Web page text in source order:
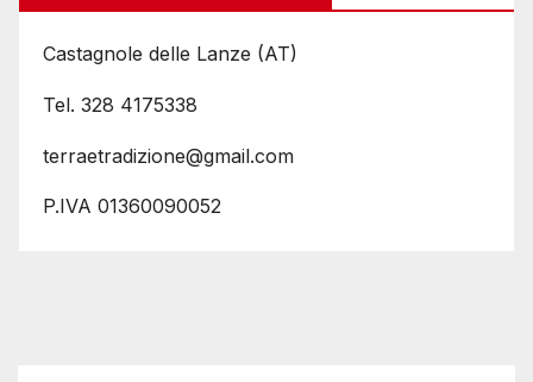
Castagnole delle Lanze (AT)
Tel. 328 4175338
terraetradizione@gmail.com
P.IVA 01360090052